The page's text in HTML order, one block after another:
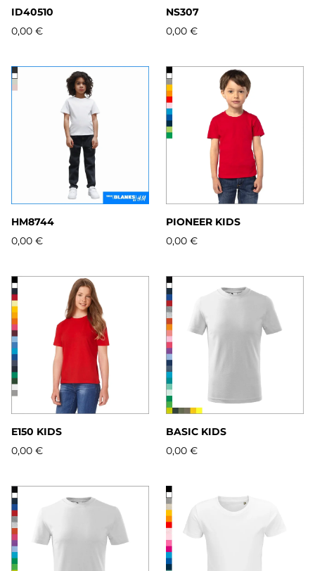
ID40510
0,00 €
NS307
0,00 €
HM8744
0,00 €
PIONEER KIDS
0,00 €
E150 KIDS
0,00 €
BASIC KIDS
0,00 €